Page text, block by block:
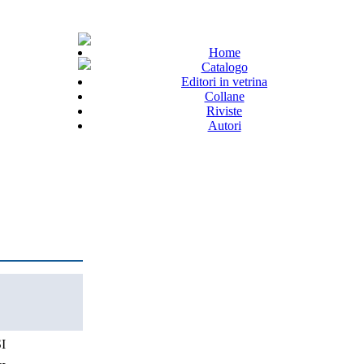
Home
Catalogo
Editori in vetrina
Collane
Riviste
Autori